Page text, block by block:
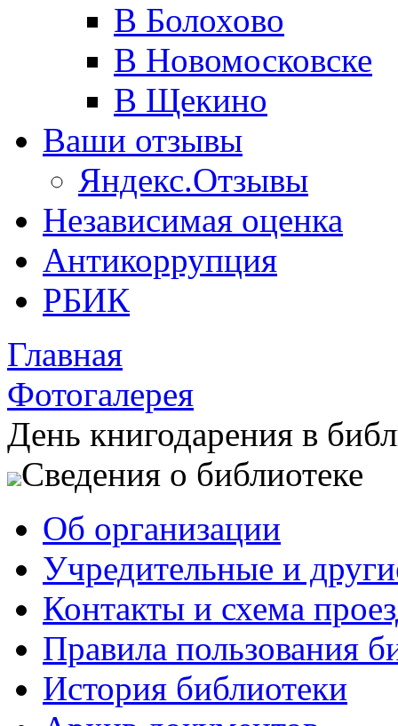
В Болохово
В Новомосковске
В Щекино
Ваши отзывы
Яндекс.Отзывы
Независимая оценка
Антикоррупция
РБИК
Главная
Фотогалерея
День книгодарения в
Сведения о библиотеке
Об организации
Учредительные и
Контакты и схема
Правила пользования
История библиотеки